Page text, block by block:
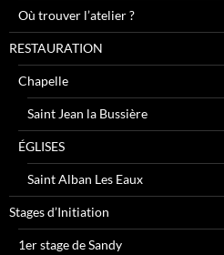
Où trouver l’atelier ?
RESTAURATION
Chapelle
Saint Jean la Bussière
ÉGLISES
Saint Alban Les Eaux
Stages d’Initiation
1er stage de Sandy